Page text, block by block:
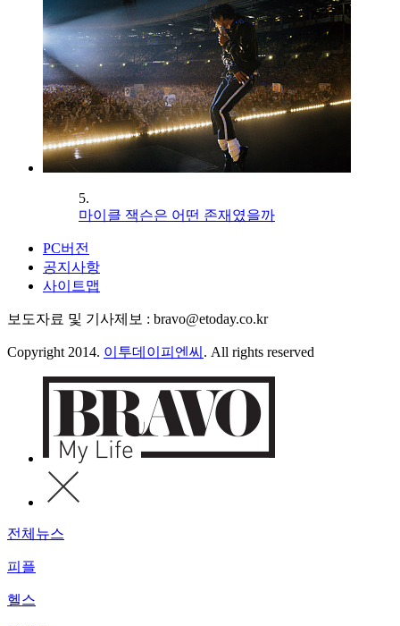
5.
마이클 잭슨은 어떤 존재였을까
PC버전
공지사항
사이트맵
보도자료 및 기사제보 : bravo@etoday.co.kr
Copyright 2014. 이투데이피엔씨 . All rights reserved
전체뉴스
피플
헬스